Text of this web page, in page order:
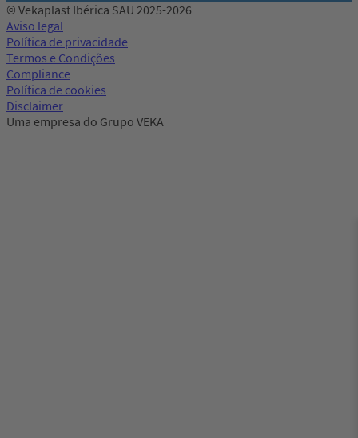
© Vekaplast Ibérica SAU 2025-2026
Aviso legal
Política de privacidade
Termos e Condições
Compliance
Política de cookies
Disclaimer
Uma empresa do Grupo VEKA